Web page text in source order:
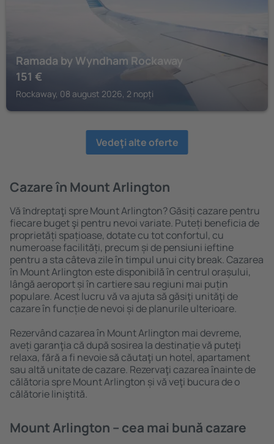
Ramada by Wyndham Rockaway
151 €
Rockaway, 08 august 2026, 2 nopți
Vedeţi alte oferte
Cazare în Mount Arlington
Vă ȋndreptaţi spre Mount Arlington? Găsiți cazare pentru
fiecare buget şi pentru nevoi variate. Puteți beneficia de
proprietăți spațioase, dotate cu tot confortul, cu
numeroase facilități, precum și de pensiuni ieftine
pentru a sta câteva zile în timpul unui city break. Cazarea
în Mount Arlington este disponibilă în centrul orașului,
lângă aeroport și în cartiere sau regiuni mai puțin
populare. Acest lucru vă va ajuta să găsiţi unităţi de
cazare în funcție de nevoi și de planurile ulterioare.
Rezervând cazarea în Mount Arlington mai devreme,
aveți garanţia că după sosirea la destinație vă puteţi
relaxa, fără a fi nevoie să căutaţi un hotel, apartament
sau altă unitate de cazare. Rezervaţi cazarea înainte de
călătoria spre Mount Arlington și vă veţi bucura de o
călătorie liniştită.
Mount Arlington – cea mai bună cazare